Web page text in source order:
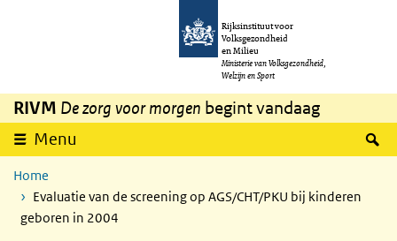
Overslaan en naar de inhoud gaan
Rijksinstituut voor
Volksgezondheid
en Milieu
Ministerie van Volksgezondheid,
Welzijn en Sport
RIVM De zorg voor morgen begint vandaag
Menu
Home
Evaluatie van de screening op AGS/CHT/PKU bij kinderen
geboren in 2004